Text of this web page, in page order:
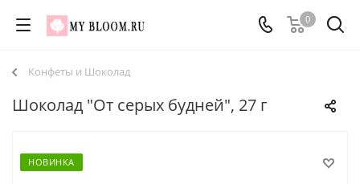
0
Конфеты и Шоколад
Шоколад "От серых будней", 27 г
НОВИНКА